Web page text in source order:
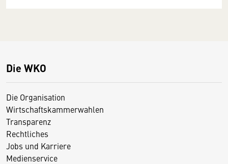
Die WKO
Die Organisation
Wirtschaftskammerwahlen
Transparenz
Rechtliches
Jobs und Karriere
Medienservice